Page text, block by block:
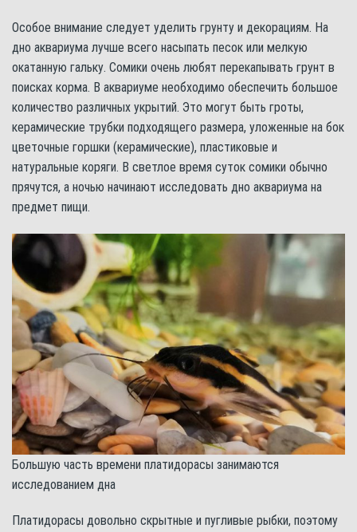
Особое внимание следует уделить грунту и декорациям. На
дно аквариума лучше всего насыпать песок или мелкую
окатанную гальку. Сомики очень любят перекапывать грунт в
поисках корма. В аквариуме необходимо обеспечить большое
количество различных укрытий. Это могут быть гроты,
керамические трубки подходящего размера, уложенные на бок
цветочные горшки (керамические), пластиковые и
натуральные коряги. В светлое время суток сомики обычно
прячутся, а ночью начинают исследовать дно аквариума на
предмет пищи.
Большую часть времени платидорасы занимаются
исследованием дна
Платидорасы довольно скрытные и пугливые рыбки, поэтому